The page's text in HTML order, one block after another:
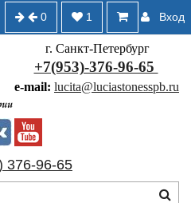
Вход
1
0
г. Санкт-Петербург
+7(953)-376-96-65
e-mail: lucita@luciastonesspb.ru
376-96-65